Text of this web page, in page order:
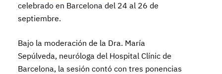
celebrado en Barcelona del 24 al 26 de
septiembre.
Bajo la moderación de la Dra. María
Sepúlveda, neuróloga del Hospital Clínic de
Barcelona, la sesión contó con tres ponencias